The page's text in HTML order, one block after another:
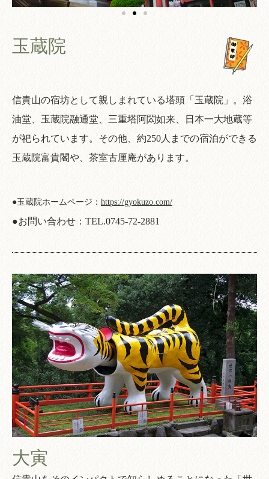
玉蔵院
信貴山の宿坊として親しまれている塔頭「玉蔵院」。浴
油堂、玉蔵院融通堂、三重塔阿閦如来、日本一大地蔵等
が祀られています。その他、約250人までの宿泊ができる
玉蔵院富貴閣や、茶室古厘庵があります。
●玉蔵院ホームページ： https://gyokuzo.com/
●お問い合わせ： TEL.0745-72-2881
大寅